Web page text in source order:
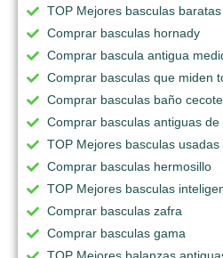
TOP Mejores basculas baratas
Comprar basculas hornady
Comprar bascula antigua
Comprar basculas que miden
Comprar basculas baño
Comprar basculas antiguas de
TOP Mejores basculas
Comprar basculas hermosillo
TOP Mejores basculas
Comprar basculas zafra
Comprar basculas gama